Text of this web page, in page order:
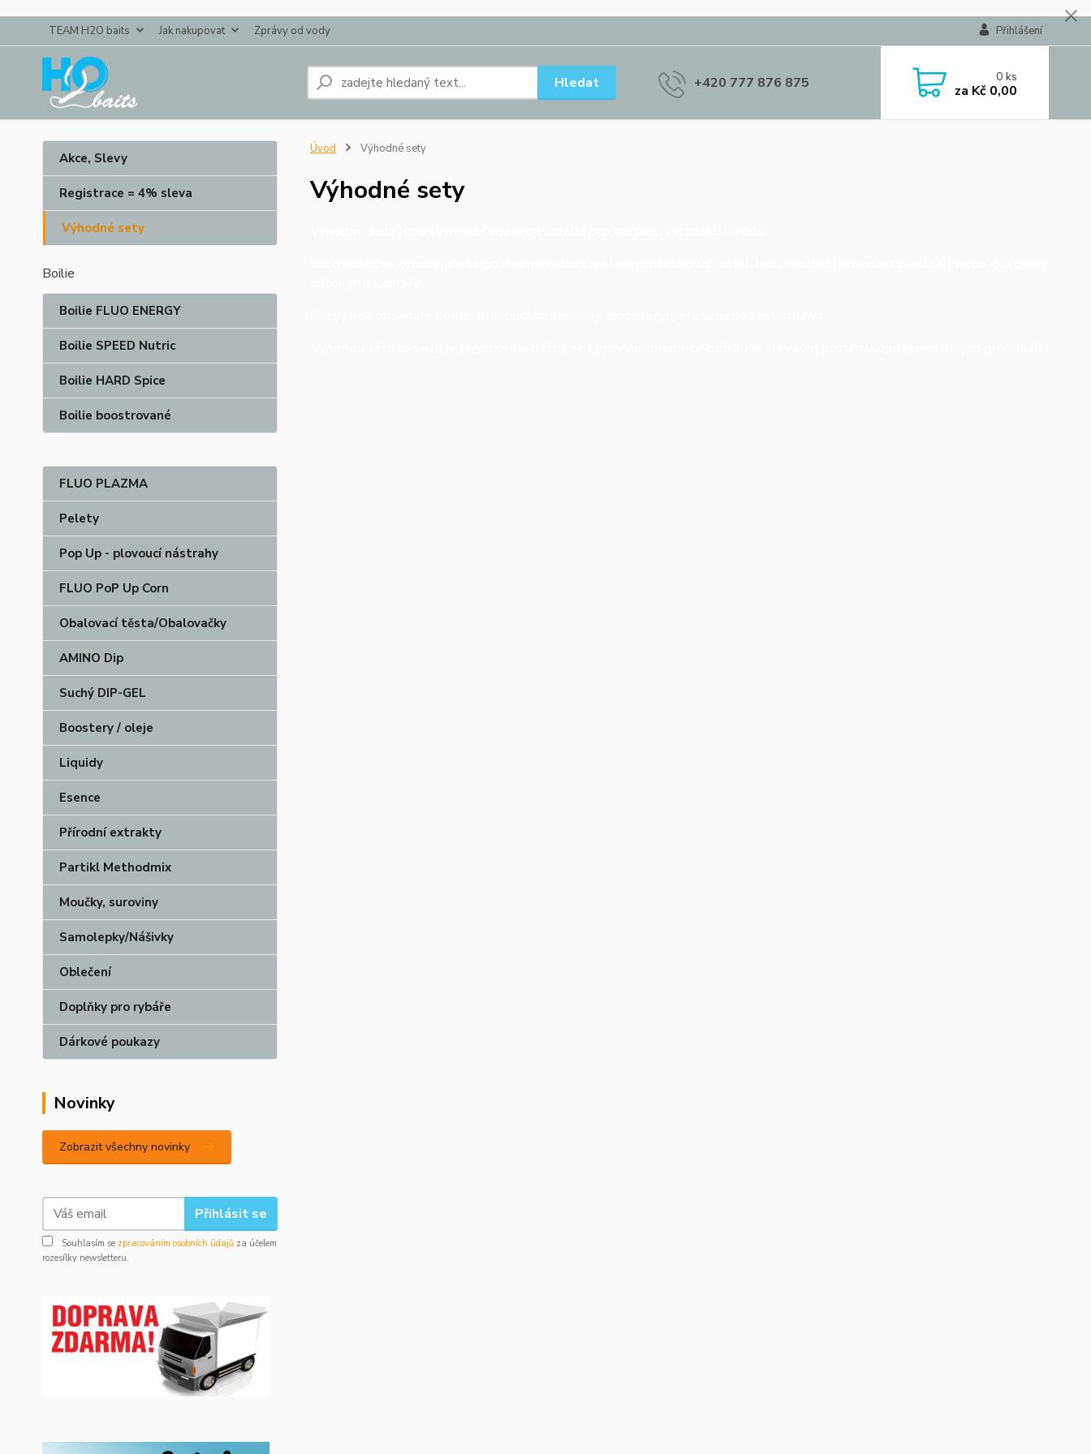
TEAM H2O baits Jak nakupovat Zprávy od vody Přihlášení
Hledat +420 777 876 875 0ks
za Kč 0,00
Akce, Slevy
Registrace = 4% sleva
Výhodné sety
Boilie
Boilie FLUO ENERGY
Boilie SPEED Nutric
Boilie HARD Spice
Boilie boostrované
FLUO PLAZMA
Pelety
Pop Up - plovoucí nástrahy
FLUO PoP Up Corn
Obalovací těsta/Obalovačky
AMINO Dip
Suchý DIP-GEL
Boostery / oleje
Liquidy
Esence
Přírodní extrakty
Partikl Methodmix
Moučky, suroviny
Samolepky/Nášivky
Oblečení
Doplňky pro rybáře
Dárkové poukazy
Novinky
Zobrazit všechny novinky
Přihlásit se
Souhlasím se zpracováním osobních údajů za účelem
rozesílky newsletteru.
Úvod Výhodné sety
Výhodné sety